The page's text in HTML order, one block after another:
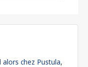
chez Pustula,